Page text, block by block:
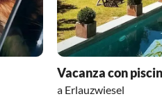
Vacanza con
a Erlauzwiesel